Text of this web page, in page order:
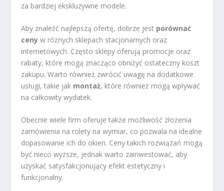
za bardziej ekskluzywne modele.
Aby znaleźć najlepszą ofertę, dobrze jest porównać
ceny w różnych sklepach stacjonarnych oraz
internetowych. Często sklepy oferują promocje oraz
rabaty, które mogą znacząco obniżyć ostateczny koszt
zakupu. Warto również zwrócić uwagę na dodatkowe
usługi, takie jak montaż, które również mogą wpływać
na całkowity wydatek.
Obecnie wiele firm oferuje także możliwość złożenia
zamówienia na rolety na wymiar, co pozwala na idealne
dopasowanie ich do okien. Ceny takich rozwiązań mogą
być nieco wyższe, jednak warto zainwestować, aby
uzyskać satysfakcjonujący efekt estetyczny i
funkcjonalny.